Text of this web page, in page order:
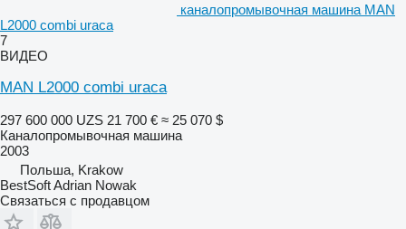
каналопромывочная машина MAN
L2000 combi uraca
7
ВИДЕО
MAN L2000 combi uraca
297 600 000 UZS 21 700 € ≈ 25 070 $
Каналопромывочная машина
2003
Польша, Krakow
BestSoft Adrian Nowak
Связаться с продавцом